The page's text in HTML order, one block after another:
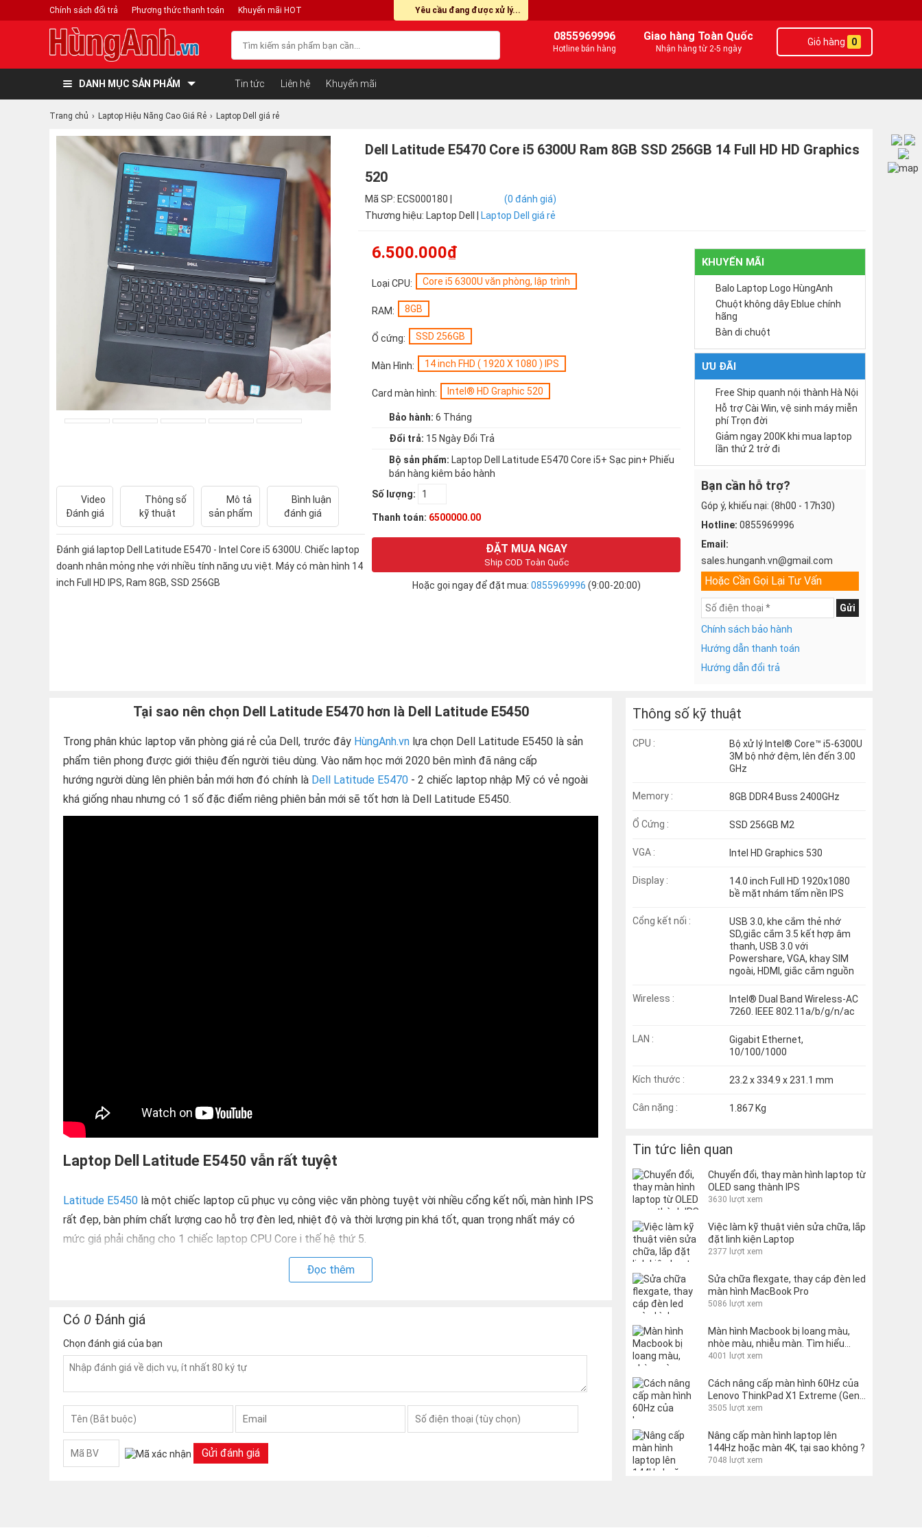
Chính sách đổi trả Phương thức thanh toán Khuyến mãi HOT
0855969996
Hotline bán hàng
Giao hàng Toàn Quốc
Nhận hàng từ 2-5 ngày
Giỏ hàng 0
DANH MỤC SẢN PHẨM Tin tức Liên hệ Khuyến mãi
Trang chủ Laptop Hiệu Năng Cao Giá Rẻ Laptop Dell giá rẻ
Video
Đánh giá
Thông số
kỹ thuật
Mô tả
sản phẩm
Bình luận
đánh giá
Đánh giá laptop Dell Latitude E5470 - Intel Core i5 6300U. Chiếc laptop
doanh nhân mỏng nhẹ với nhiều tính năng ưu việt. Máy có màn hình 14
inch Full HD IPS, Ram 8GB, SSD 256GB
Dell Latitude E5470 Core i5 6300U Ram 8GB SSD 256GB 14 Full HD HD Graphics
520
Mã SP: ECS000180 |
(0 đánh giá)
Thương hiệu: Laptop Dell |
Laptop Dell giá rẻ
6.500.000₫
Loại CPU: Core i5 6300U văn phòng, lập trình
RAM: 8GB
Ổ cứng: SSD 256GB
Màn Hình: 14 inch FHD ( 1920 X 1080 ) IPS
Card màn hình: Intel® HD Graphic 520
Bảo hành: 6 Tháng
Đổi trả: 15 Ngày Đổi Trả
Bộ sản phẩm: Laptop Dell Latitude E5470 Core i5+ Sạc pin+ Phiếu
bán hàng kiêm bảo hành
Số lượng:
Thanh toán: 6500000.00
ĐẶT MUA NGAY
Ship COD Toàn Quốc
Hoặc gọi ngay để đặt mua: 0855969996 (9:00-20:00)
KHUYẾN MÃI
Balo Laptop Logo HùngAnh
Chuột không dây Eblue chính
hãng
Bàn di chuột
ƯU ĐÃI
Free Ship quanh nội thành Hà Nội
Hỗ trợ Cài Win, vệ sinh máy miễn
phí Trọn đời
Giảm ngay 200K khi mua laptop
lần thứ 2 trở đi
Bạn cần hỗ trợ?
Góp ý, khiếu nại: (8h00 - 17h30)
Hotline: 0855969996
Email:
sales.hunganh.vn@gmail.com
Hoặc Cần Gọi Lại Tư Vấn
Gửi
Chính sách bảo hành
Hướng dẫn thanh toán
Hướng dẫn đổi trả
Tại sao nên chọn Dell Latitude E5470 hơn là Dell Latitude E5450
Trong phân khúc laptop văn phòng giá rẻ của Dell, trước đây HùngAnh.vn lựa chọn Dell Latitude E5450 là sản
phẩm tiên phong được giới thiệu đến người tiêu dùng. Vào năm học mới 2020 bên mình đã nâng cấp
hướng người dùng lên phiên bản mới hơn đó chính là Dell Latitude E5470 - 2 chiếc laptop nhập Mỹ có vẻ ngoài
khá giống nhau nhưng có 1 số đặc điểm riêng phiên bản mới sẽ tốt hơn là Dell Latitude E5450.
Laptop Dell Latitude E5450 vẫn rất tuyệt
Latitude E5450 là một chiếc laptop cũ phục vụ công việc văn phòng tuyệt vời nhiều cổng kết nối, màn hình IPS
rất đẹp, bàn phím chất lượng cao hỗ trợ đèn led, nhiệt độ và thời lượng pin khá tốt, quan trọng nhất máy có
mức giá phải chăng cho 1 chiếc laptop CPU Core i thế hệ thứ 5.
Đọc thêm
Có 0 Đánh giá
Chọn đánh giá của bạn
Gửi đánh giá
Thông số kỹ thuật
CPU :
Bộ xử lý Intel® Core™ i5-6300U
3M bộ nhớ đệm, lên đến 3.00
GHz
Memory : 8GB DDR4 Buss 2400GHz
Ổ Cứng : SSD 256GB M2
VGA : Intel HD Graphics 530
Display :
14.0 inch Full HD 1920x1080
bề mặt nhám tấm nền IPS
Cổng kết nối :
USB 3.0, khe cắm thẻ nhớ
SD,giắc cắm 3.5 kết hợp âm
thanh, USB 3.0 với
Powershare, VGA, khay SIM
ngoài, HDMI, giắc cắm nguồn
Wireless :
Intel® Dual Band Wireless-AC
7260. IEEE 802.11a/b/g/n/ac
LAN :
Gigabit Ethernet,
10/100/1000
Kích thước : 23.2 x 334.9 x 231.1 mm
Cân nặng : 1.867 Kg
Tin tức liên quan
Chuyển đổi, thay màn hình laptop từ
OLED sang thành IPS
3630 lượt xem
Việc làm kỹ thuật viên sửa chữa, lắp
đặt linh kiện Laptop
2377 lượt xem
Sửa chữa flexgate, thay cáp đèn led
màn hình MacBook Pro
5086 lượt xem
Màn hình Macbook bị loang màu,
nhòe màu, nhiễu màn. Tìm hiểu
nguyên nhân và cách khắc phục
4001 lượt xem
Cách nâng cấp màn hình 60Hz của
Lenovo ThinkPad X1 Extreme (Gen
1 và 2) lên 144Hz
3505 lượt xem
Nâng cấp màn hình laptop lên
144Hz hoặc màn 4K, tại sao không ?
7048 lượt xem
Yêu cầu đang được xử lý...